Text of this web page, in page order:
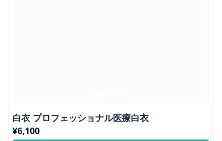
白衣 プロフェッショナル医療白衣
¥6,100